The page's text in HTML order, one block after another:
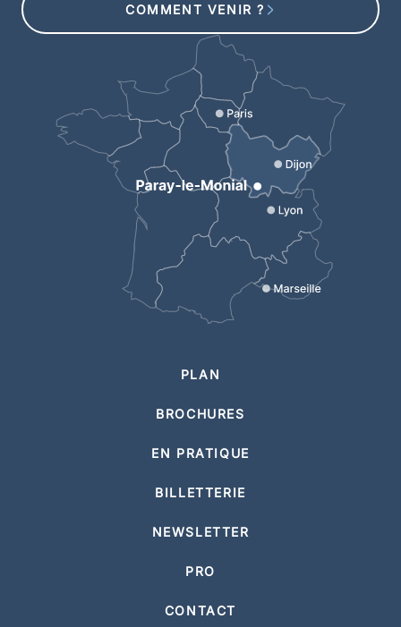
COMMENT VENIR ?
PLAN
BROCHURES
EN PRATIQUE
BILLETTERIE
NEWSLETTER
PRO
CONTACT